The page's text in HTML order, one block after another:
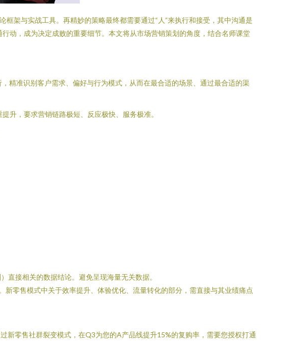
架与实战工具。再精妙的策略最终都需要通过“人”来执行和接受，其中沟通是
动，成为决定成败的重要细节。本文将从市场营销策划的角度，结合名师课堂
精准识别客户需求、偏好与行为模式，从而在最合适的场景、通过最合适的渠
升，要求营销链路极短、反应极快、服务极准。
直接相关的数据结论。避免呈现海量无关数据。
零售模式中关于效率提升、体验优化、流量转化的部分，需直接与其业绩痛点
新零售社群裂变模式，在Q3为您的A产品线提升15%的复购率，需要您授权打通